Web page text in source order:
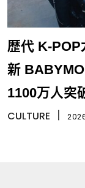
歴代 K-POP
新
1100万人突
CULTURE